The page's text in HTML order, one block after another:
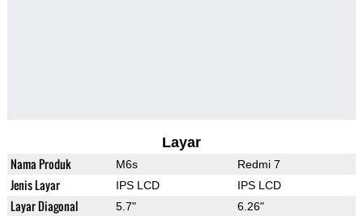
Layar
Nama Produk M6s Redmi 7
Jenis Layar IPS LCD IPS LCD
Layar Diagonal 5.7" 6.26"